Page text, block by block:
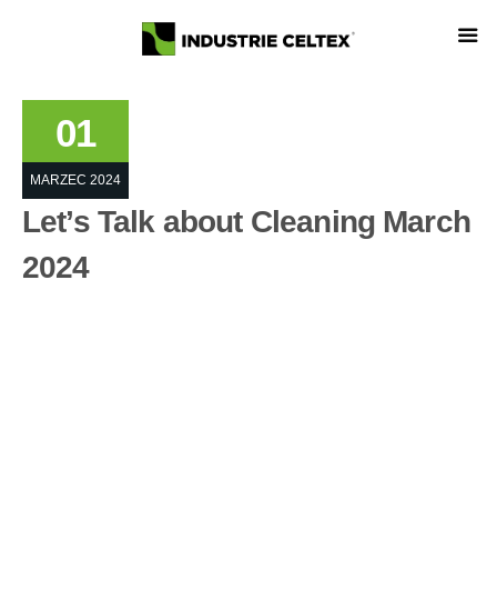
01
MARZEC 2024
Let’s Talk about Cleaning March
2024